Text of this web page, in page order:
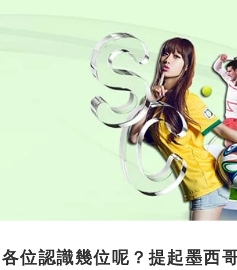
位認識幾位呢？提起墨西